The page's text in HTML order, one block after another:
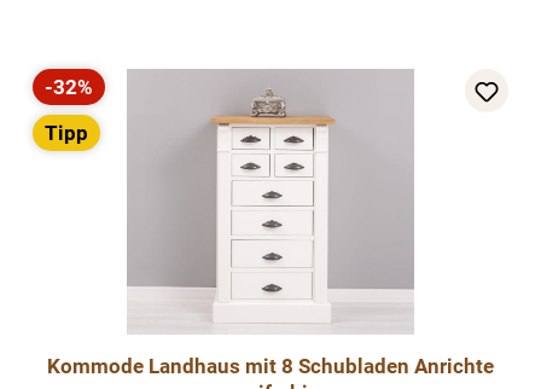
Rabatt
-32%
Tipp
Kommode Landhaus mit 8 Schubladen Anrichte